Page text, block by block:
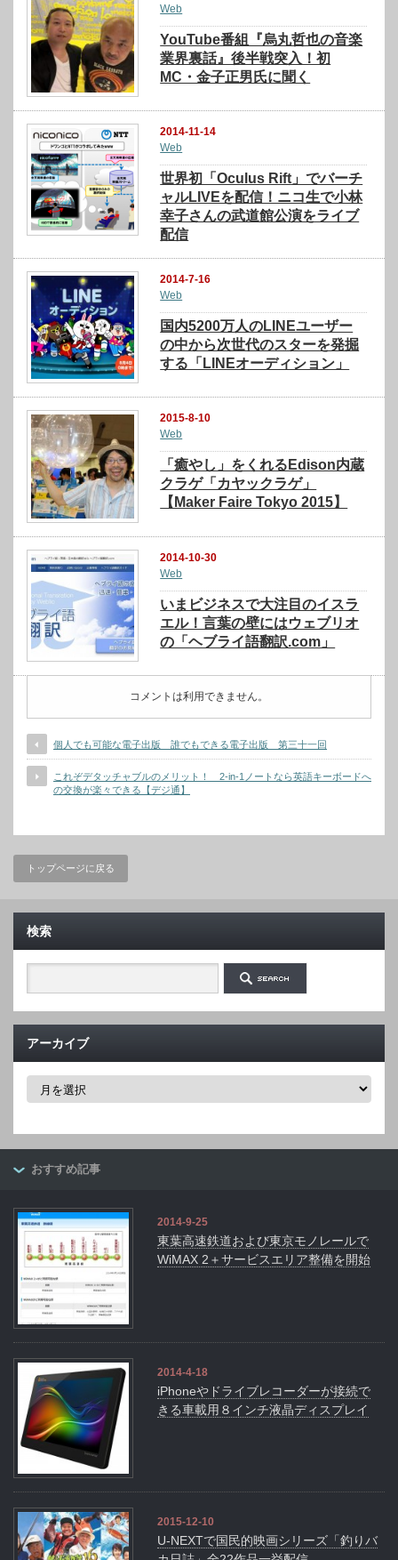
Web
YouTube番組『烏丸哲也の音楽
業界裏話』後半戦突入！初
MC・金子正男氏に聞く
2014-11-14
Web
世界初「Oculus Rift」でバーチ
ャルLIVEを配信！ニコ生で小林
幸子さんの武道館公演をライブ
配信
2014-7-16
Web
国内5200万人のLINEユーザー
の中から次世代のスターを発掘
する「LINEオーディション」
2015-8-10
Web
「癒やし」をくれるEdison内蔵
クラゲ「カヤックラゲ」
【Maker Faire Tokyo 2015】
2014-10-30
Web
いまビジネスで大注目のイスラ
エル！言葉の壁にはウェブリオ
の「ヘブライ語翻訳.com」
コメントは利用できません。
個人でも可能な電子出版 誰でもできる電子出版 第三十一回
これぞデタッチャブルのメリット！ 2-in-1ノートなら英語キーボードへ
の交換が楽々できる【デジ通】
トップページに戻る
検索
アーカイブ
ア
ブ
おすすめ記事
2014-9-25
東葉高速鉄道および東京モノレールで
WiMAX 2＋サービスエリア整備を開始
2014-4-18
iPhoneやドライブレコーダーが接続で
きる車載用８インチ液晶ディスプレイ
2015-12-10
U-NEXTで国民的映画シリーズ「釣りバ